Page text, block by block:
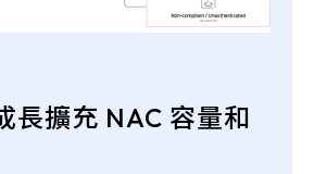
長擴充 NAC 容量和